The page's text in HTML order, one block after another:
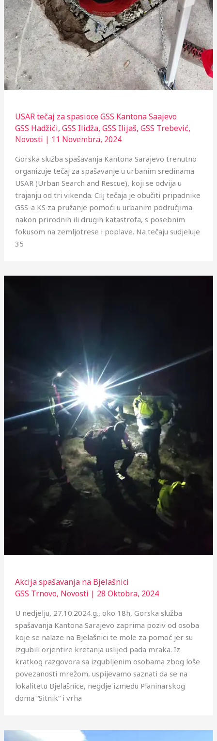
USAR tečaj za spasioce GSS Kantona Saajevo
GSS Hadžići, GSS Ilidža, GSS Ilijaš, GSS Trebević,
Novosti | 11 Novembra, 2024
Gorska služba spašavanja Kantona Sarajevo trenutno
organizuje tečaj za spašavanje u urbanim sredinama
USAR (Urban Search and Rescue), koji se odvija u
trajanju od tri vikenda. Cilj tečaja je obučiti pripadnike
GSS-a KS za pružanje pomoći u urbanim područjima
nakon prirodnih ili drugih katastrofa, s posebnim
fokusom na zemljotrese i poplave. Na tečaju sudjeluje
35
Akcija spašavanja na Bjelašnici
GSS Trnovo, Novosti | 28 Oktobra, 2024
U nedjelju, 27.10.2024.g., oko 18h, Gorska služba
spašavanja Kantona Sarajevo zaprima poziv od osoba
koje se nalaze na Bjelašnici te mole za pomoć jer su
izgubili orjentire kretanja uslijed pada mraka. Iz
kratkog razgovora sa izgubljenim osobama zbog loše
povezanosti mrežom, uspijevamo saznati da se na
lokalitetu Bjelašnice, negdje između Planinarskog
doma “Sitnik” i vrha